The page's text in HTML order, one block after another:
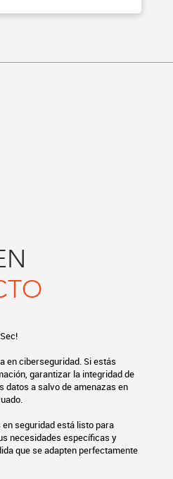
en ciberseguridad. Si estás
garantizar la integridad de
datos a salvo de amenazas en
seguridad está listo para
necesidades específicas y
que se adapten perfectamente